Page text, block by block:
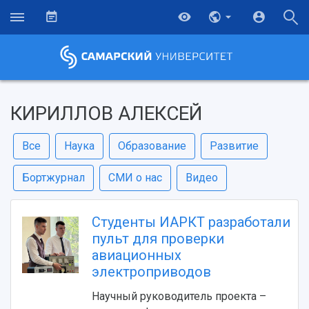
КИРИЛЛОВ АЛЕКСЕЙ
Все Наука Образование Развитие
Бортжурнал СМИ о нас Видео
Студенты ИАРКТ разработали
пульт для проверки
авиационных
электроприводов
Научный руководитель проекта –